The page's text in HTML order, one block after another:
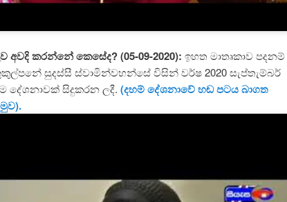
අවදි කරන්නේ කෙසේද? (05-09-2020): ඉහත මාතෘකාව පදනම්
සුදස්සී ස්වාමින්වහන්සේ විසින් වර්ෂ 2020 සැප්තැම්බර්
දේශනාවක් සිදුකරන ලදී. (දහම් දේශනාවේ හඬ පටය බාගත